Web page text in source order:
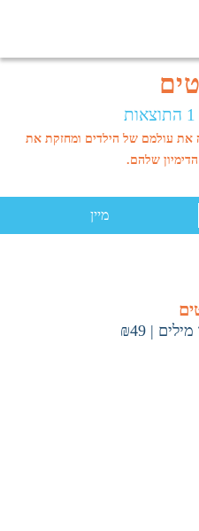
את עולמם של הילדים ומחזקת את
שלהם.
מיין
מילים |
₪49